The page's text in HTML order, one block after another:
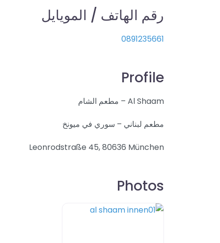
رقم الهاتف / المويايل
0891235661
Profile
Al Shaam – مطعم الشام
مطعم لبناني – سوري في ميونخ
Leonrodstraße 45, 80636 München
Photos